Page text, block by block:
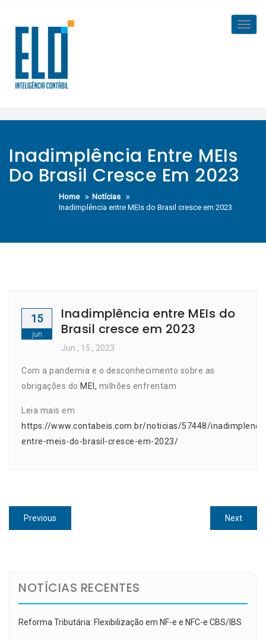
content
Inadimplência Entre MEIs
Do Brasil Cresce Em 2023
Home
Notícias
Inadimplência entre MEIs do Brasil cresce em 2023
15
jun
Inadimplência entre MEIs do
Brasil cresce em 2023
Jun , 15 , 2023
Com a pandemia e o desconhecimento sobre as
obrigações do MEI, milhões enfrentam
Leia mais em
https://www.contabeis.com.br/noticias/57448/
entre-meis-do-brasil-cresce-em-2023/
Navegação
de
Previous
post:
NextNext
post:
NOTÍCIAS RECENTES
Reforma Tributária: Flexibilização em NF-e e NFC-e CBS/IBS